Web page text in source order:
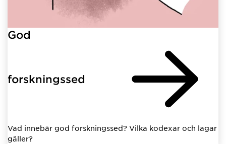
God
forskningssed
Vad innebär god forskningssed? Vilka kodexar och lagar
gäller?